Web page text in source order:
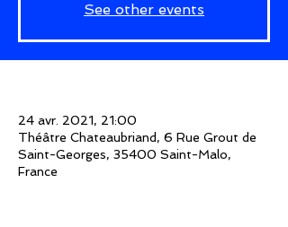
See other events
24 avr. 2021, 21:00
Théâtre Chateaubriand, 6 Rue Grout de
Saint-Georges, 35400 Saint-Malo,
France